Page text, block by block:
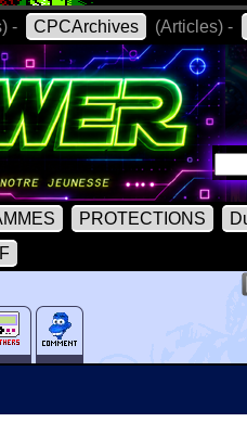
- CPCArchives (Articles) -
PROTECTIONS